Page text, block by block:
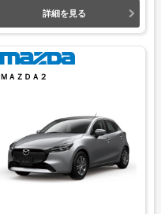
詳細を見る
ＭＡＺＤＡ２